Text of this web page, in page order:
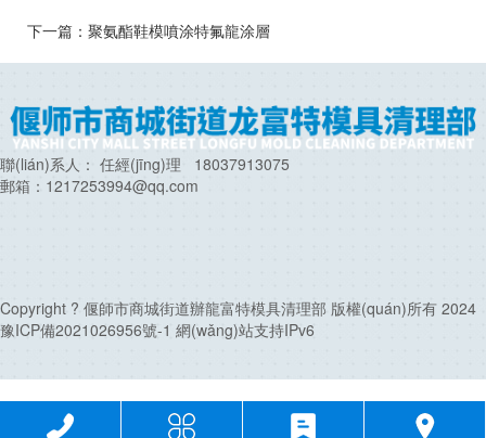
下一篇： 聚氨酯鞋模噴涂特氟龍涂層
聯(lián)系人： 任經(jīng)理 18037913075
郵箱：1217253994@qq.com
Copyright ? 偃師市商城街道辦龍富特模具清理部 版權(quán)所有 2024
豫ICP備2021026956號-1 網(wǎng)站支持IPv6